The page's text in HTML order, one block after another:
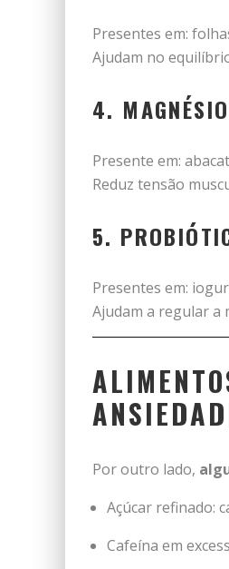
Presentes em:
Ajudam no
4.
Presente em:
Reduz tensão
5.
Presentes em:
Ajudam a regular a
Por outro lado,
Açúcar refinado:
Cafeína em